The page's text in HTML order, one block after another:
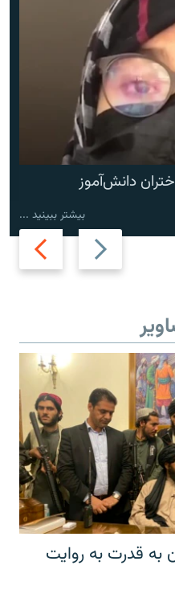
Previous
slide
Next
slide
دانش‌آموز
بیشتر ببینید ...
به قدرت به روایت